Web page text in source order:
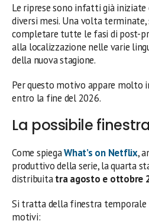
Le riprese sono infatti già iniziate
diversi mesi. Una volta terminate,
completare tutte le fasi di post-
alla localizzazione nelle varie
della nuova stagione.
Per questo motivo appare molto
entro la fine del 2026.
La possibile
Come spiegaWhat’s on Netflix,
produttivo della serie, la quarta
distribuitatra agosto e ottobre
Si tratta della finestra temporale
motivi: